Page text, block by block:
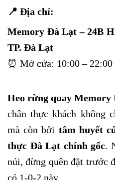
📍 Địa chỉ:
Memory Đà Lạt – 24B
TP. Đà Lạt
⏰ Mở cửa: 10:00 – 22:00
Heo rừng quay Memory
chân thực khách không
mà còn bởi tâm huyết
thực Đà Lạt chính gốc.
núi, đừng quên đặt trước
có 1-0-2 này.